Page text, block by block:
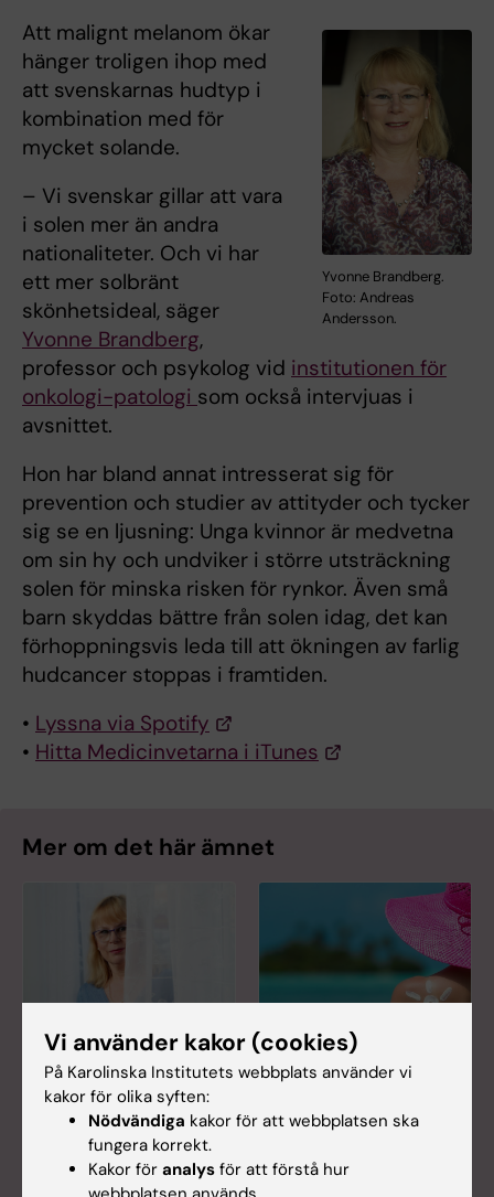
Yvonne Brandberg.
Foto: Andreas
Andersson.
Att malignt melanom ökar
hänger troligen ihop med
att svenskarnas hudtyp i
kombination med för
mycket solande.
– Vi svenskar gillar att vara
i solen mer än andra
nationaliteter. Och vi har
ett mer solbränt
skönhetsideal, säger
Yvonne Brandberg,
professor och psykolog vid institutionen för
onkologi-patologi som också intervjuas i
avsnittet.
Hon har bland annat intresserat sig för
prevention och studier av attityder och tycker
sig se en ljusning: Unga kvinnor är medvetna
om sin hy och undviker i större utsträckning
solen för minska risken för rynkor. Även små
barn skyddas bättre från solen idag, det kan
förhoppningsvis leda till att ökningen av farlig
hudcancer stoppas i framtiden.
• Lyssna via Spotify
• Hitta Medicinvetarna i iTunes
Mer om det här ämnet
Fler ska sola
klokare
Yvonne Brandberg
kommer alltid att
minnas den unge
mannen som
”Vi måste sluta
hylla solbränd hud”
#skuggakuten
i Almedalen under
Vi använder kakor (cookies)
På Karolinska Institutets webbplats använder vi
kakor för olika syften:
Nödvändiga kakor för att webbplatsen ska
fungera korrekt.
Kakor för analys för att förstå hur